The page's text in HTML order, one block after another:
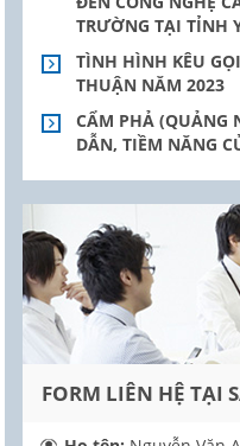
TRƯỜNG TẠI TỈNH
TÌNH HÌNH KÊU
THUẬN NĂM 2023
CẨM PHẢ (QUẢNG
DẪN, TIỀM NĂNG
FORM LIÊN HỆ TẠI